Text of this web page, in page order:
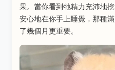
果。當你看到牠精力充沛地
安心地在你手上睡覺，那種
了幾個月更重要。